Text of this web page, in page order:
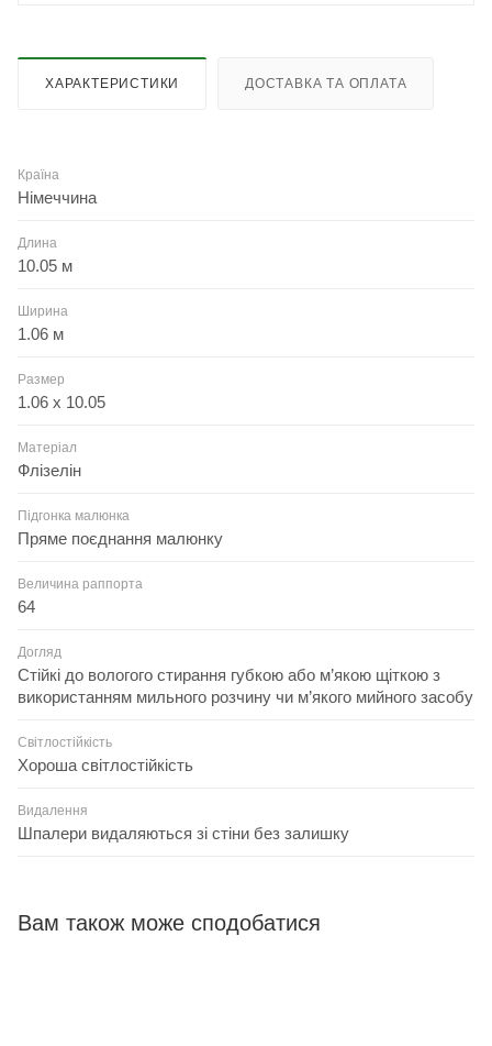
ХАРАКТЕРИСТИКИ ДОСТАВКА ТА ОПЛАТА
Країна
Німеччина
Длина
10.05 м
Ширина
1.06 м
Размер
1.06 x 10.05
Матеріал
Флізелін
Підгонка малюнка
Пряме поєднання малюнку
Величина раппорта
64
Догляд
Стійкі до вологого стирання губкою або м’якою щіткою з
використанням мильного розчину чи м’якого мийного засобу
Світлостійкість
Хороша світлостійкість
Видалення
Шпалери видаляються зі стіни без залишку
Вам також може сподобатися